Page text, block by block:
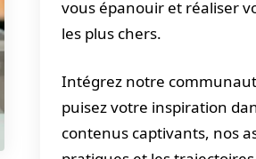
vous épanouir et réaliser
les plus chers.
Intégrez notre
puisez votre inspiration
contenus captivants, nos